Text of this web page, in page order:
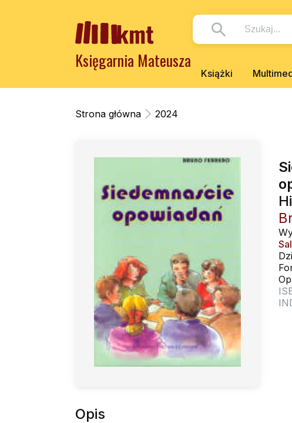
Księgarnia Mateusza
Książki
Strona główna 2024
Opis